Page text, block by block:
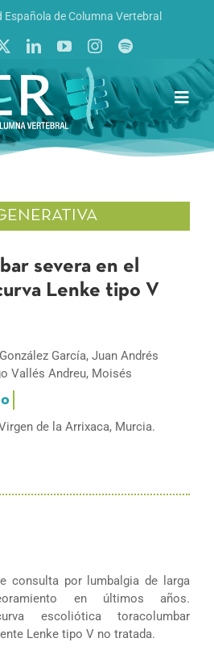
Española de Columna Vertebral
al Día
severa en el
Lenke tipo V
García, Juan Andrés
Vallés Andreu, Moisés
de la Arrixaca, Murcia.
consulta por lumbalgia de larga
en últimos años.
escoliótica toracolumbar
Lenke tipo V no tratada.